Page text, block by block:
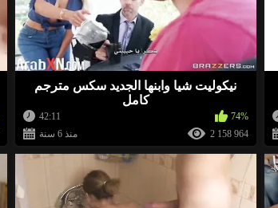
نيكوليت شيا وابنها الجديد سكس مترجم
كامل
42:11
74%
منذ 6 سنة
2 158 964